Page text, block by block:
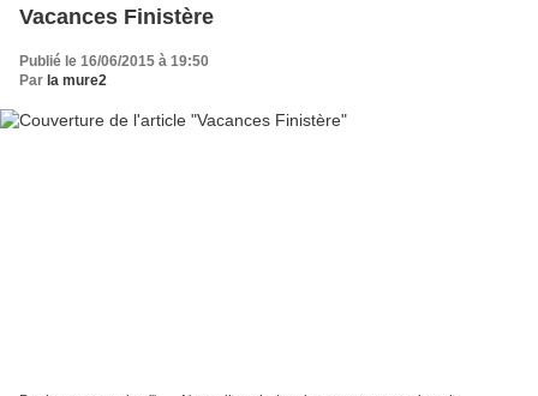
Vacances Finistère
Publié le 16/06/2015 à 19:50
Par la mure2